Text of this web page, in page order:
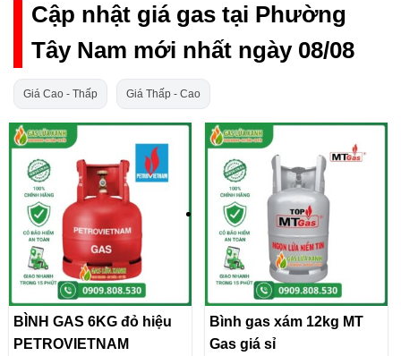
Cập nhật giá gas tại Phường
Tây Nam mới nhất ngày 08/08
Giá Cao - Thấp Giá Thấp - Cao
BÌNH GAS 6KG đỏ hiệu
PETROVIETNAM
Bình gas xám 12kg MT
Gas giá sỉ